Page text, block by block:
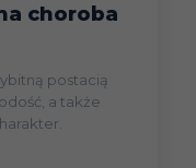
choroba
postacią
a także